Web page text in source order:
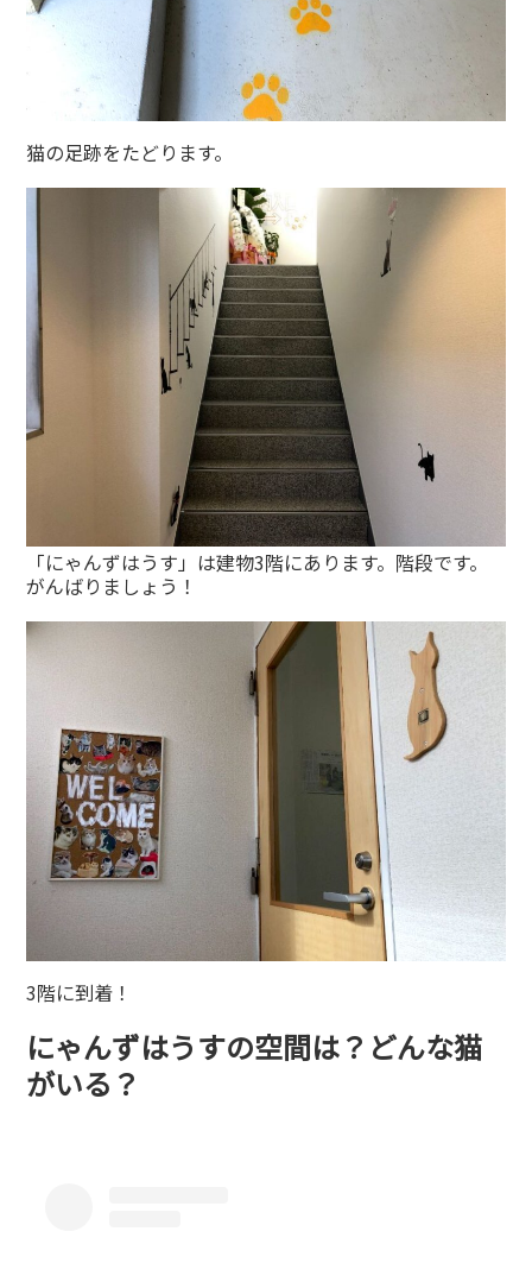
猫の足跡をたどります。
「にゃんずはうす」は建物3階にあります。階段です。
がんばりましょう！
3階に到着！
にゃんずはうすの空間は？どんな猫
がいる？